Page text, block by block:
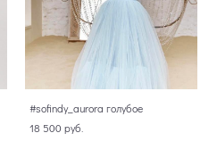
#sofindy_aurora голубое
18 500 pуб.